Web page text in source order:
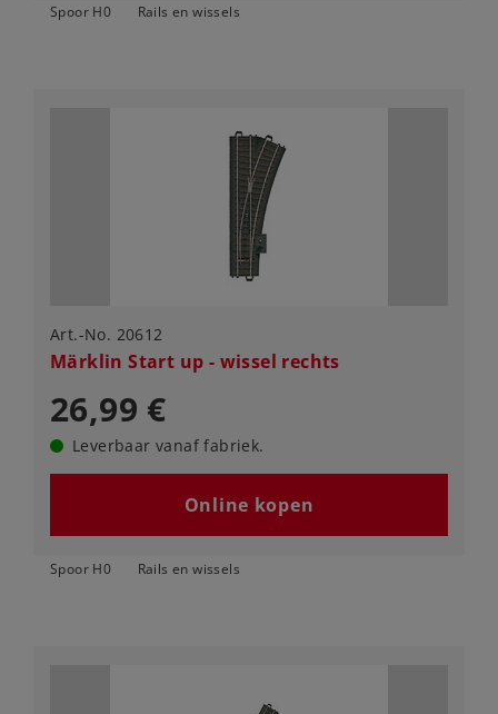
Spoor H0 Rails en wissels
Art.-No. 20612
Märklin Start up - wissel rechts
26,99 €
Leverbaar vanaf fabriek.
Online kopen
Spoor H0 Rails en wissels